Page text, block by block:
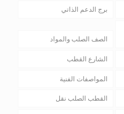
برج الدعم الذاتي
الصف الصلب والمواد
الشارع القطب
المواصفات الفنية
القطب الصلب نقل